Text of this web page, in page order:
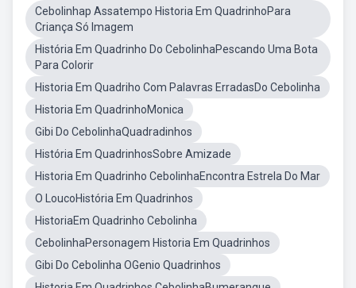
Cebolinhap Assatempo Historia Em QuadrinhoPara
Criança Só Imagem
História Em Quadrinho Do CebolinhaPescando Uma Bota
Para Colorir
Historia Em Quadriho Com Palavras ErradasDo Cebolinha
Historia Em QuadrinhoMonica
Gibi Do CebolinhaQuadradinhos
História Em QuadrinhosSobre Amizade
Historia Em Quadrinho CebolinhaEncontra Estrela Do Mar
O LoucoHistória Em Quadrinhos
HistoriaEm Quadrinho Cebolinha
CebolinhaPersonagem Historia Em Quadrinhos
Gibi Do Cebolinha OGenio Quadrinhos